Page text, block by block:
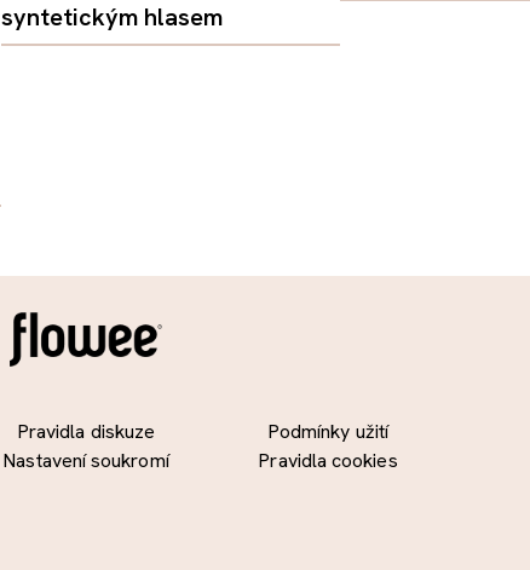
syntetickým hlasem
Pravidla diskuze
Nastavení soukromí
Podmínky užití
Pravidla cookies